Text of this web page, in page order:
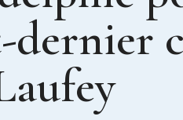
dernier